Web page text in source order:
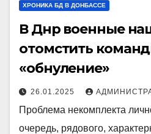
ХРОНИКА БД В ДОНБАССЕ
В Днр военные
отомстить
«обнуление»
26.01.2025
Проблема некомплекта
очередь, рядового,